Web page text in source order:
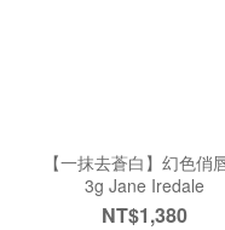
【一抹去蒼白】幻色俏
3g Jane Iredale
NT$1,380